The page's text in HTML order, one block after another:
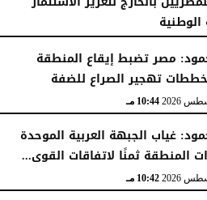
مصر تضبط إيقاع المنطقة
تهجير الصراع للضفة
10:44 مـ
غياب الجبهة العربية الموحدة
المنطقة ثمنًا لاتفاقات القوى...
10:42 مـ